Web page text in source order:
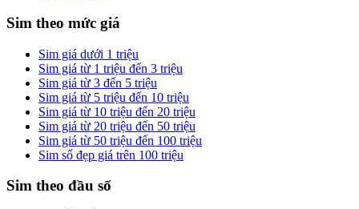
Sim theo mức giá
Sim giá dưới 1 triệu
Sim giá từ 1 triệu đến 3 triệu
Sim giá từ 3 đến 5 triệu
Sim giá từ 5 triệu đến 10 triệu
Sim giá từ 10 triệu đến 20 triệu
Sim giá từ 20 triệu đến 50 triệu
Sim giá từ 50 triệu đến 100 triệu
Sim số đẹp giá trên 100 triệu
Sim theo đầu số